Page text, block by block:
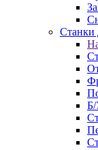
Станки
Б/